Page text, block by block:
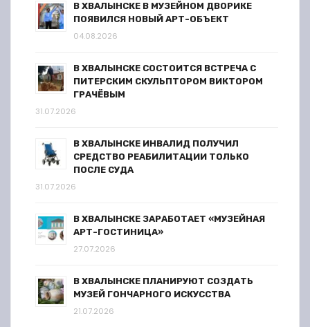
В ХВАЛЫНСКЕ В МУЗЕЙНОМ ДВОРИКЕ
ПОЯВИЛСЯ НОВЫЙ АРТ-ОБЪЕКТ
04.08.2026
В ХВАЛЫНСКЕ СОСТОИТСЯ ВСТРЕЧА С
ПИТЕРСКИМ СКУЛЬПТОРОМ ВИКТОРОМ
ГРАЧЁВЫМ
31.07.2026
В ХВАЛЫНСКЕ ИНВАЛИД ПОЛУЧИЛ
СРЕДСТВО РЕАБИЛИТАЦИИ ТОЛЬКО
ПОСЛЕ СУДА
31.07.2026
В ХВАЛЫНСКЕ ЗАРАБОТАЕТ «МУЗЕЙНАЯ
АРТ-ГОСТИНИЦА»
27.07.2026
В ХВАЛЫНСКЕ ПЛАНИРУЮТ СОЗДАТЬ
МУЗЕЙ ГОНЧАРНОГО ИСКУССТВА
21.07.2026